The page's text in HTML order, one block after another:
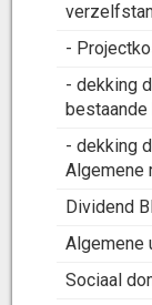
-
- dekking
- dekking
Algemene
Dividend
Algemene
Sociaal